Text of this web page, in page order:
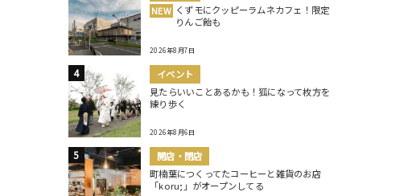
NEW くずモにクッピーラムネカフェ！限定
りんご飴も
2026年8月7日
イベント
見たらいいことあるかも！狐になって枚方を
練り歩く
2026年8月6日
開店・閉店
町楠葉につくってたコーヒーと雑貨のお店
「koru;」がオープンしてる